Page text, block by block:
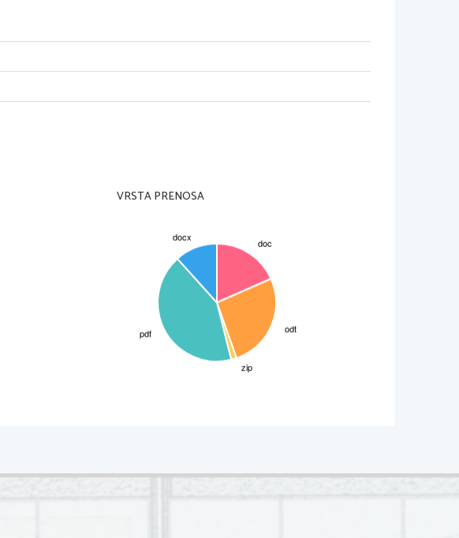
kometa.   Ob   poletu   mimo   Venere   sta
Nekaj jih je uspešno pristalo na
rdečkasto rjave skale. Pod
nebo.   Zasledile   so   tudi
jo izstrelili leta 1989 so opremili z
Planet je dosegla leta 1990. Utirila se
le do 5 km. Odkrili so tudi tektonske
km. To priča o tektonskih premikih tal
na različnih področjih. Iz
sončnem sistemu eden najmanjših
srednja razdalja od Sonca je 58
leta.   Ker   je   njegovo   površje
Jedro   ima   železno.   Raziskave   so
v bližnji preteklosti sončnega
VRSTA PRENOSA